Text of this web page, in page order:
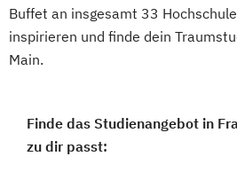
Buffet an insgesamt 33
inspirieren und finde dein
Main.
Finde das Studienangebot in
zu dir passt: